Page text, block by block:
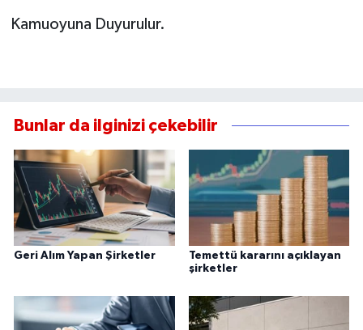
Kamuoyuna Duyurulur.
Bunlar da ilginizi çekebilir
Geri Alım Yapan Şirketler
Temettü kararını açıklayan
şirketler